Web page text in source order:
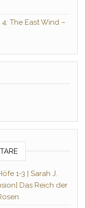
The East Wind –
1-3 | Sarah J.
Das Reich der